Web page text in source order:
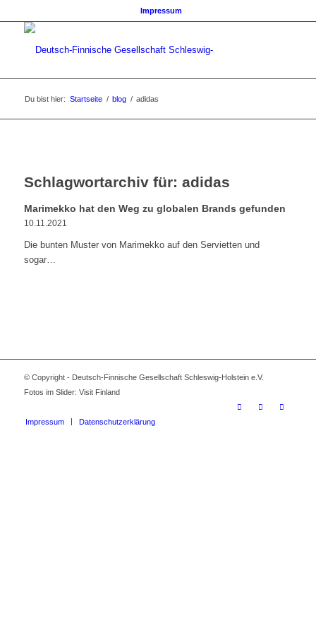
Impressum
Du bist hier: Startseite / blog / adidas
Schlagwortarchiv für: adidas
Marimekko hat den Weg zu globalen Brands gefunden
10.11.2021
Die bunten Muster von Marimekko auf den Servietten und
sogar…
© Copyright - Deutsch-Finnische Gesellschaft Schleswig-Holstein e.V.
Fotos im Slider: Visit Finland
Impressum Datenschutzerklärung